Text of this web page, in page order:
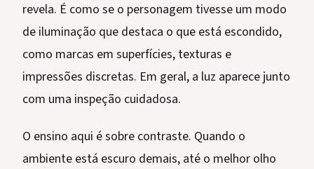
revela. É como se o personagem tivesse um modo
de iluminação que destaca o que está escondido,
como marcas em superfícies, texturas e
impressões discretas. Em geral, a luz aparece junto
com uma inspeção cuidadosa.
O ensino aqui é sobre contraste. Quando o
ambiente está escuro demais, até o melhor olho